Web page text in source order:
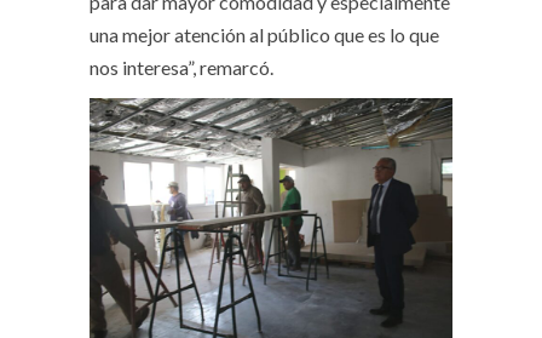
una mejor atención al público que es lo que
nos interesa”, remarcó.